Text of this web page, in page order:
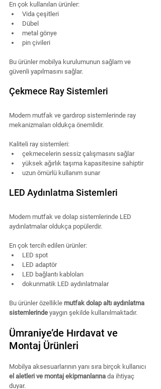
En çok kullanılan ürünler:
Vida çeşitleri
Dübel
metal gönye
pin çivileri
Bu ürünler mobilya kurulumunun sağlam ve
güvenli yapılmasını sağlar.
Çekmece Ray Sistemleri
Modern mutfak ve gardırop sistemlerinde ray
mekanizmaları oldukça önemlidir.
Kaliteli ray sistemleri:
çekmecelerin sessiz çalışmasını sağlar
yüksek ağırlık taşıma kapasitesine sahiptir
uzun ömürlü kullanım sunar
LED Aydınlatma Sistemleri
Modern mutfak ve dolap sistemlerinde LED
aydınlatmalar oldukça popülerdir.
En çok tercih edilen ürünler:
LED spot
LED adaptör
LED bağlantı kabloları
dokunmatik LED aydınlatmalar
Bu ürünler özellikle mutfak dolap altı aydınlatma
sistemlerinde yaygın şekilde kullanılmaktadır.
Ümraniye’de Hırdavat ve
Montaj Ürünleri
Mobilya aksesuarlarının yanı sıra birçok kullanıcı
el aletleri ve montaj ekipmanlarına da ihtiyaç
duyar.